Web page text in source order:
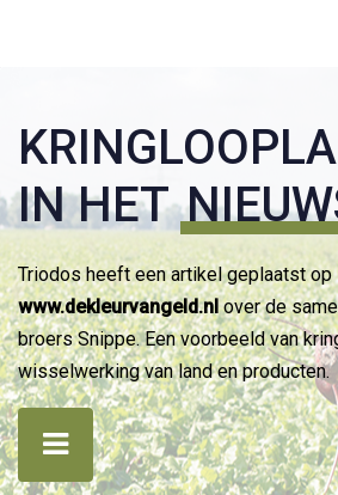
IN HET
Triodos heeft een artikel geplaatst op
www.dekleurvangeld.nlover de
broers Snippe. Een voorbeeld van
wisselwerking van land en producten.